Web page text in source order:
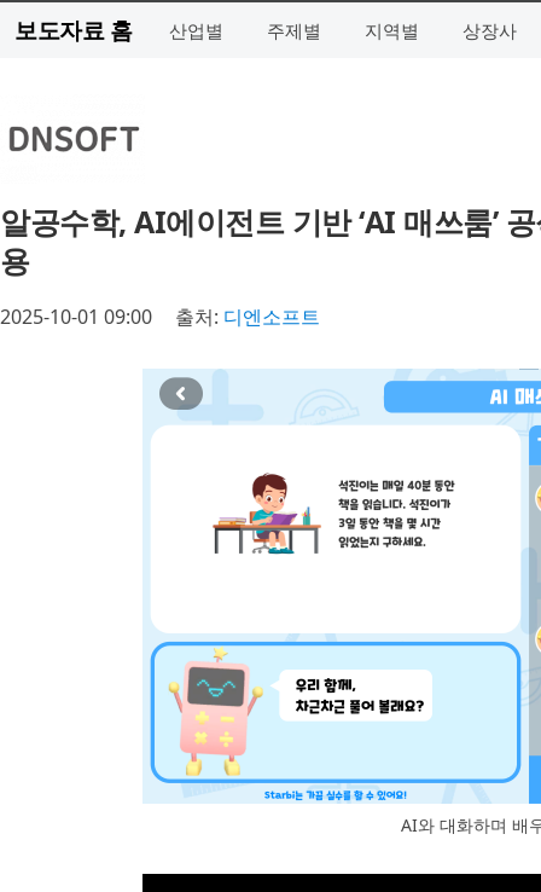
보도자료 홈 산업별 주제별 지역별 상장사
알공수학, AI에이전트 기반 ‘AI 매쓰룸’
용
2025-10-01 09:00 출처: 디엔소프트
AI와 대화하며 배